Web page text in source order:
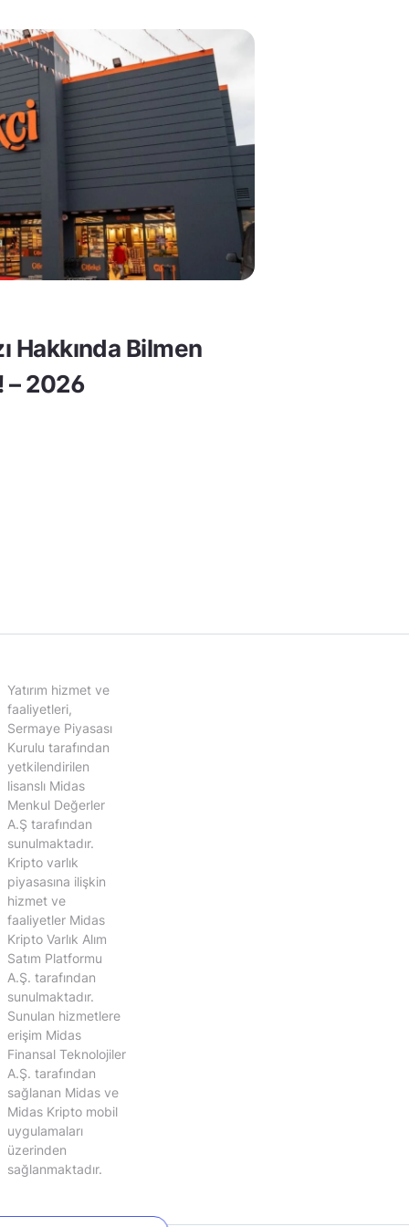
Hakkında Bilmen
– 2026
Yatırım hizmet ve
faaliyetleri,
Sermaye Piyasası
Kurulu tarafından
yetkilendirilen
lisanslı Midas
Menkul Değerler
A.Ş tarafından
sunulmaktadır.
Kripto varlık
piyasasına ilişkin
hizmet ve
faaliyetler Midas
Kripto Varlık Alım
Satım Platformu
A.Ş. tarafından
sunulmaktadır.
Sunulan hizmetlere
erişim Midas
Finansal Teknolojiler
A.Ş. tarafından
sağlanan Midas ve
Midas Kripto mobil
uygulamaları
üzerinden
sağlanmaktadır.